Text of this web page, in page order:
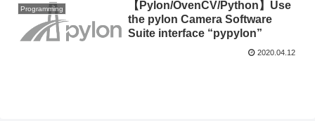
Programming
【Pylon/OvenCV/Python】Use
the pylon Camera Software
Suite interface “pypylon”
2020.04.12